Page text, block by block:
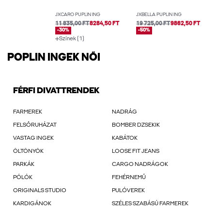
JXCARO PUPLIN ING
11 835,00 FT8284,50 FT
-30%
Színek (1)
JXBELLA PUPLIN ING
19 725,00 FT9862,50 FT
-50%
POPLIN INGEK NŐI
FÉRFI DIVATTRENDEK
FARMEREK NADRÁG
FELSŐRUHÁZAT BOMBER DZSEKIK
VASTAG INGEK KABÁTOK
ÖLTÖNYÖK LOOSE FIT JEANS
PARKÁK CARGO NADRÁGOK
PÓLÓK FEHÉRNEMŰ
ORIGINALS STUDIO PULÓVEREK
KARDIGÁNOK SZÉLES SZABÁSÚ FARMEREK